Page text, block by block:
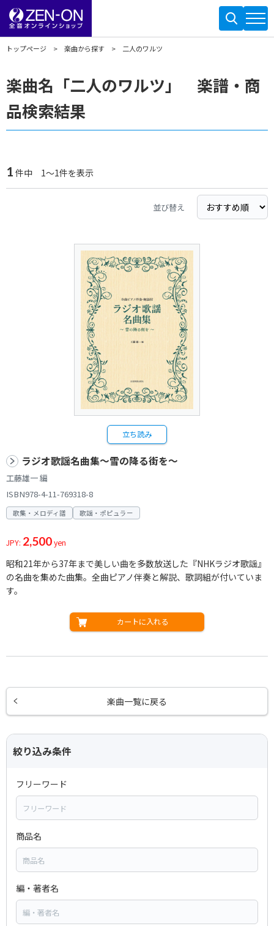
トップページ 楽曲から探す 二人のワルツ
楽曲名「二人のワルツ」 楽譜・商
品検索結果
1 件中 1～1件を表示
並び替え
立ち読み
ラジオ歌謡名曲集～雪の降る街を～
工藤雄一 編
ISBN978-4-11-769318-8
歌集・メロディ譜 歌謡・ポピュラー
JPY: 2,500yen
昭和21年から37年まで美しい曲を多数放送した『NHKラジオ歌謡』
の名曲を集めた曲集。全曲ピアノ伴奏と解説、歌詞組が付いていま
す。
カートに入れる
楽曲一覧に戻る
絞り込み条件
フリーワード
商品名
編・著者名